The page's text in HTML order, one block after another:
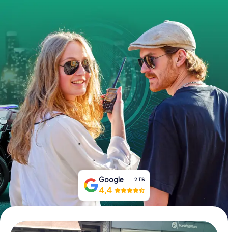
INT AT CH
DE
ES
FR UK
IE
IT
NL
Boek tickets
Koop cadeaubonnen
Google 2.118
4,4